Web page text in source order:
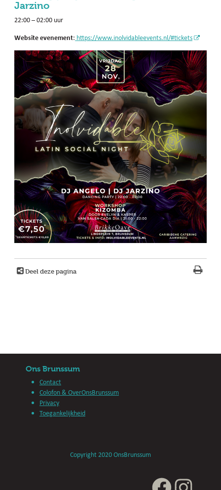
Jarzino
22:00 – 02:00 uur
Website evenement: https://www.inolvidableevents.nl/#tickets
Deel deze pagina
Ons Brunssum
Contact
Colofon & OverOnsBrunssum
Privacy
Toegankelijkheid
Copyright 2020 OnsBrunssum